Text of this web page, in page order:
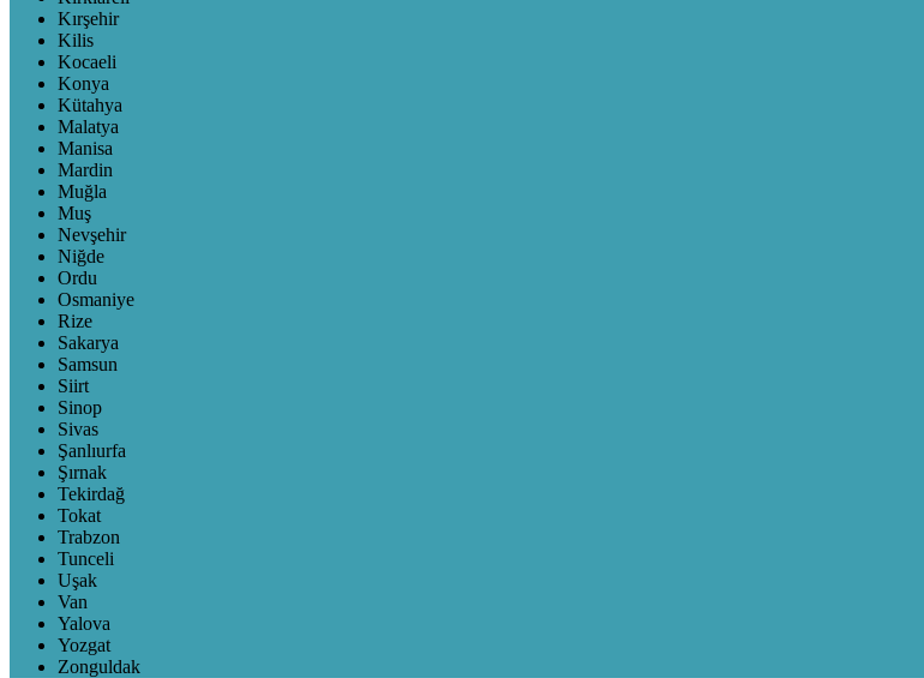
Kırşehir
Kilis
Kocaeli
Konya
Kütahya
Malatya
Manisa
Mardin
Muğla
Muş
Nevşehir
Niğde
Ordu
Osmaniye
Rize
Sakarya
Samsun
Siirt
Sinop
Sivas
Şanlıurfa
Şırnak
Tekirdağ
Tokat
Trabzon
Tunceli
Uşak
Van
Yalova
Yozgat
Zonguldak